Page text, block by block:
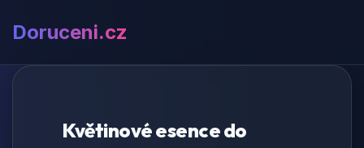
Doruceni.cz
Květinové esence do